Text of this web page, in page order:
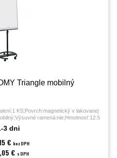
Triangle mobilný
KS;Povrch:magnetický v lakovanej
ramená:nie;Hmotnosť:12.5
3 dni
€ bez DPH
€ s DPH